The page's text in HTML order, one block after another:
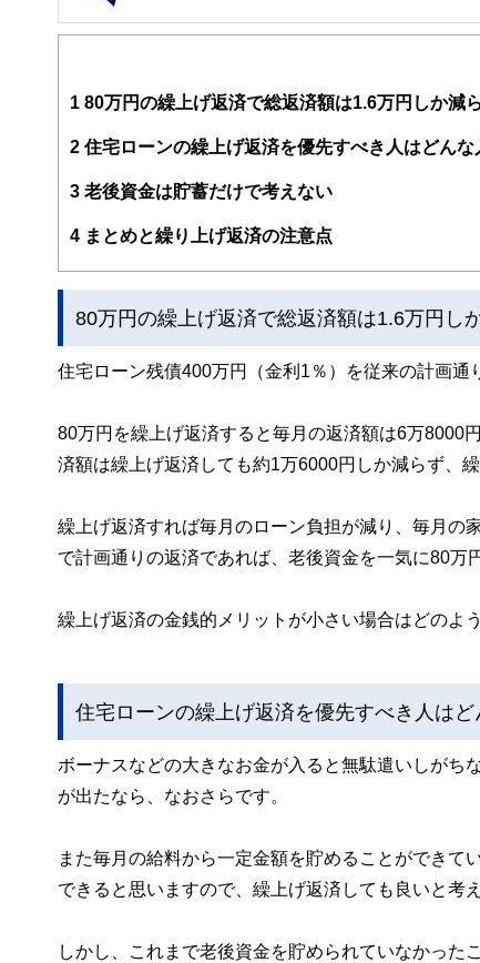
FinancialField編集部は、金融、経済に関する記事を、
案から記事掲載まですべての工程に関わることで、読
FinancialFieldの特徴は、ファイナンシャルプランナ
ー、公認会計士、社会保険労務士、行政書士、投資ア
と、読み応えのあるコンテンツと確かな情報発信を実現
私たちは、快適でより良い生活のアイデアを提供する
1 80万円の繰上げ返済で総返済額は1.6万円しか減
2 住宅ローンの繰上げ返済を優先すべき人はどんな
3 老後資金は貯蓄だけで考えない
4 まとめと繰り上げ返済の注意点
80万円の繰上げ返済で総返済額は1.6万円し
住宅ローン残債400万円（金利1％）を従来の計画通
80万円を繰上げ返済すると毎月の返済額は6万8000
済額は繰上げ返済しても約1万6000円しか減らず、
繰上げ返済すれば毎月のローン負担が減り、毎月の
で計画通りの返済であれば、老後資金を一気に80万
繰上げ返済の金銭的メリットが小さい場合はどのよ
住宅ローンの繰上げ返済を優先すべき人はど
ボーナスなどの大きなお金が入ると無駄遣いしがち
が出たなら、なおさらです。
また毎月の給料から一定金額を貯めることができ
できると思いますので、繰上げ返済しても良いと考え
しかし、これまで老後資金を貯められていなかった